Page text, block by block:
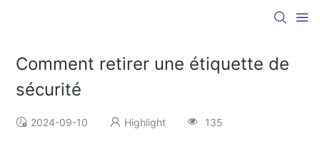
Comment retirer une étiquette de
sécurité
2024-09-10 Highlight 135